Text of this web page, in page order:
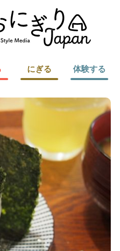
にぎる 体験する